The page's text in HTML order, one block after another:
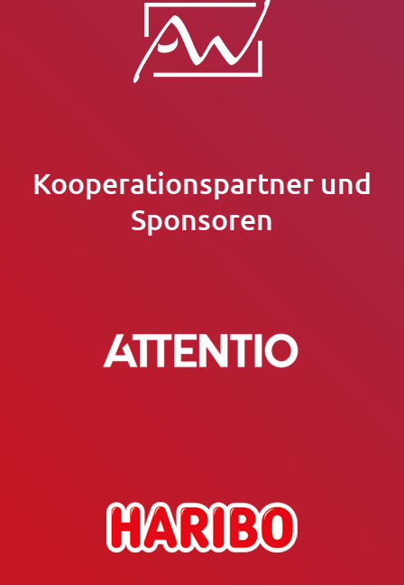
Kooperationspartner und
Sponsoren